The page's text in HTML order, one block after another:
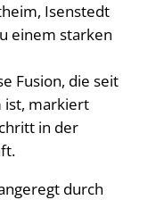
Isenstedt
einem starken
Fusion, die seit
ist, markiert
in der
durch